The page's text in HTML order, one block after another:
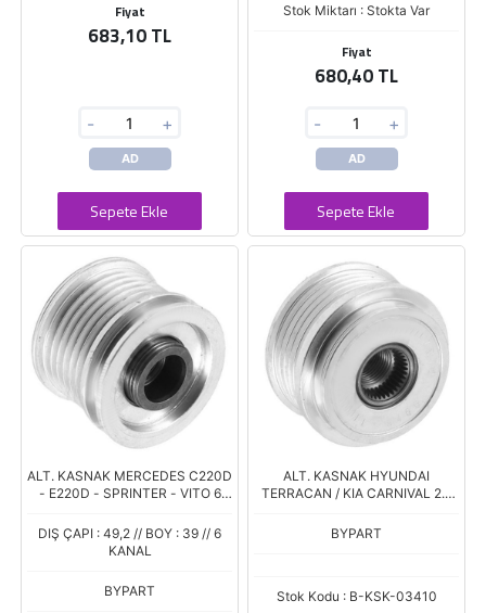
Fiyat
683,10 TL
- +
AD
Sepete Ekle
Stok Miktarı : Stokta Var
Fiyat
680,40 TL
- +
AD
Sepete Ekle
ALT. KASNAK MERCEDES C220D
- E220D - SPRINTER - VITO 6
DIŞ ÇAPI : 49,2 // BOY : 39 // 6
KANAL
BYPART
ALT. KASNAK HYUNDAI
TERRACAN / KIA CARNIVAL 2.9
BYPART
Stok Kodu : B-KSK-03410